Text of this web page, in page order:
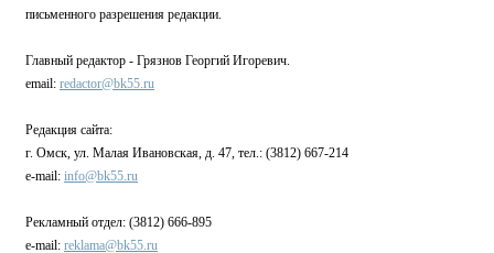
письменного разрешения редакции.
Главный редактор - Грязнов Георгий Игоревич.
email: redactor@bk55.ru
Редакция сайта:
г. Омск, ул. Малая Ивановская, д. 47, тел.: (3812) 667-214
e-mail: info@bk55.ru
Рекламный отдел: (3812) 666-895
e-mail: reklama@bk55.ru